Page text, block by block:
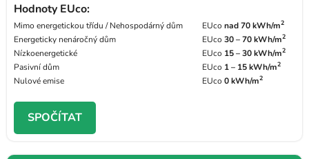
Hodnoty EUco:
Mimo energetickou třídu / Nehospodárný dům EUco nad 70 kWh/m2
Energeticky nenáročný dům EUco 30 – 70 kWh/m2
Nízkoenergetické EUco 15 – 30 kWh/m2
Pasivní dům EUco 1 – 15 kWh/m2
Nulové emise EUco 0 kWh/m2
SPOČÍTAT